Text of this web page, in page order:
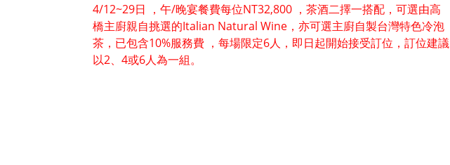
4/12~29日 ，午/晚宴餐費每位NT32,800 ，茶酒二擇一搭配，可選由高
橋主廚親自挑選的Italian Natural Wine，亦可選主廚自製台灣特色冷泡
茶，已包含10%服務費 ，每場限定6人，即日起開始接受訂位，訂位建議
以2、4或6人為一組。